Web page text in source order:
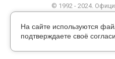
© 1992 - 2024.
положениями
Политика cookie
Соглашение на
На сайте используются
подтверждаете своё